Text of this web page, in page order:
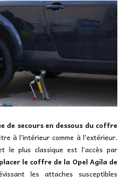
de secours en dessous du coffre
à l’intérieur comme à l’extérieur.
le plus classique est l’accès par
le coffre de la Opel Agila de
les attaches susceptibles